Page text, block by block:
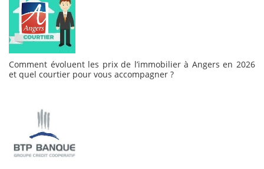
Comment évoluent les prix de l’immobilier à Angers en 2026
et quel courtier pour vous accompagner ?